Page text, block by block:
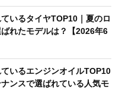
ているタイヤTOP10｜夏のロ
れたモデルは？【2026年6
ているエンジンオイルTOP10
ナンスで選ばれている人気モ